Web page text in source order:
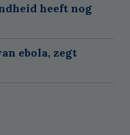
heeft nog
ebola, zegt